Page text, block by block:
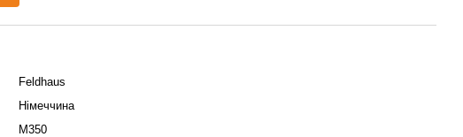
Feldhaus
Німеччина
М350